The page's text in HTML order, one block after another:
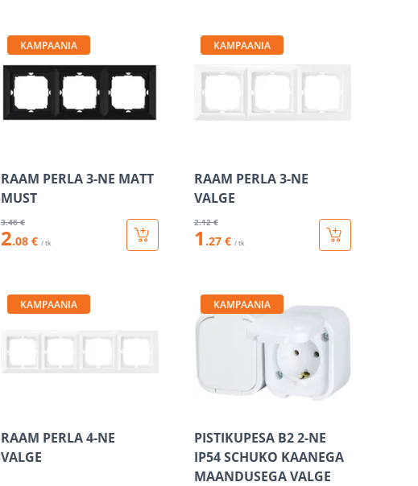
KAMPAANIA
RAAM PERLA 3-NE MATT
MUST
3.46 €
2.08 € / tk
KAMPAANIA
RAAM PERLA 3-NE
VALGE
2.12 €
1 .27 € / tk
KAMPAANIA
RAAM PERLA 4-NE
VALGE
KAMPAANIA
PISTIKUPESA B2 2-NE
IP54 SCHUKO KAANEGA
MAANDUSEGA VALGE